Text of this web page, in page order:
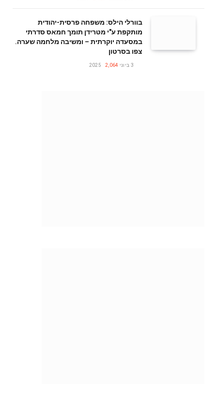
בוורלי הילס: משפחה פרסית-יהודית
מותקפת ע"י מטרידן תומך חמאס סדרתי
במסעדה יוקרתית – ומשיבה מלחמה שערה.
צפו בסרטון
3 ביוני 2025 2,064